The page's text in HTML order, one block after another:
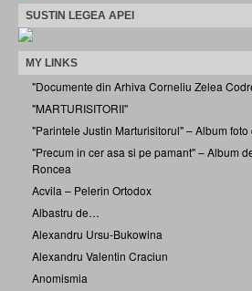
SUSTIN LEGEA APEI
MY LINKS
"Documente din Arhiva Corneliu Zelea
"MARTURISITORII"
"Parintele Justin Marturisitorul" – Album
"Precum in cer asa si pe pamant" – Album
Roncea
Acvila – Pelerin Ortodox
Albastru de…
Alexandru Ursu-Bukowina
Alexandru Valentin Craciun
Anomismia